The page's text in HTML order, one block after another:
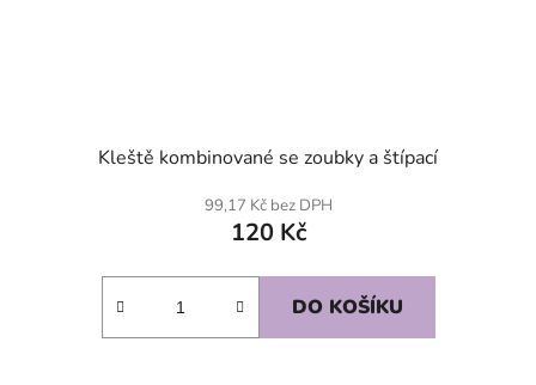
Kleště kombinované se zoubky a štípací
99,17 Kč bez DPH
120 Kč
DO KOŠÍKU